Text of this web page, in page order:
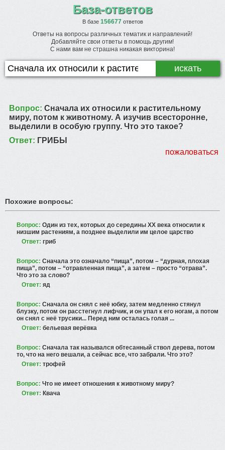
База-ответов
В базе 156677ответов
Ответы на вопросы различных тематик и направлений!
Добавляйте свои ответы в помощь другим!
С нами вам не страшна никакая викторина!
Вопрос: Сначала их относили к растительному
миру, потом к животному. А изучив всесторонне,
выделили в особую группу. Что это такое?
Ответ: ГРИБЫ
пожаловаться
Похожие вопросы:
Вопрос: Один из тех, которых до середины XX века относили к
низшим растениям, а позднее выделили им целое царство
Ответ: гриб
Вопрос: Сначала это означало “пища”, потом – “дурная, плохая
пища”, потом – “отравленная пища”, а затем – просто “отрава”.
Что это за слово?
Ответ: яд
Вопрос: Сначала он снял с неё юбку, затем медленно стянул
блузку, потом он расстегнул лифчик, и он упал к его ногам, а потом
он снял с неё трусики... Перед ним осталась голая ...
Ответ: бельевая верёвка
Вопрос: Сначала так назывался обтесанный ствол дерева, потом
то, что на него вешали, а сейчас все, что забрали. Что это?
Ответ: трофей
Вопрос: Что не имеет отношения к животному миру?
Ответ: Квача